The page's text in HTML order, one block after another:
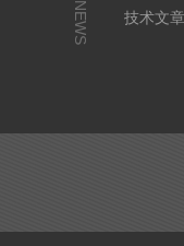
NEWS 技术文